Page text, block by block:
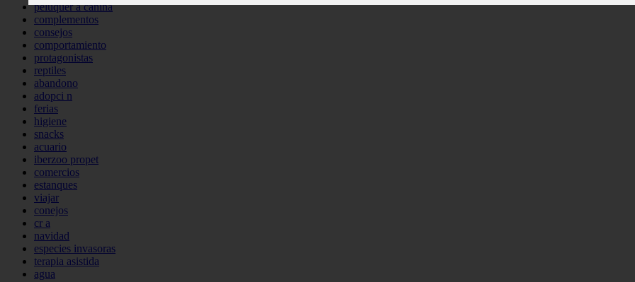
peluquer a canina
complementos
consejos
comportamiento
protagonistas
reptiles
abandono
adopci n
ferias
higiene
snacks
acuario
iberzoo propet
comercios
estanques
viajar
conejos
cr a
navidad
especies invasoras
terapia asistida
agua